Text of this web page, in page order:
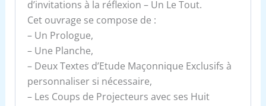
d’invitations à la réflexion – Un Le Tout.
Cet ouvrage se compose de :
– Un Prologue,
– Une Planche,
– Deux Textes d’Etude Maçonnique Exclusifs à
personnaliser si nécessaire,
– Les Coups de Projecteurs avec ses Huit